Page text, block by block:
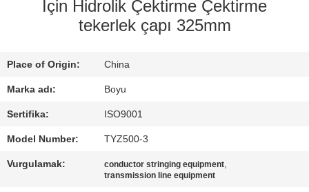
KONTROL
ILETIŞIME
GEÇIN
HABERLER
Için Hidrolik Çektirme Çektirme
tekerlek çapı 325mm
Place of Origin: China
Marka adı: Boyu
Sertifika: ISO9001
Model Number: TYZ500-3
Vurgulamak: conductor stringing equipment,
transmission line equipment